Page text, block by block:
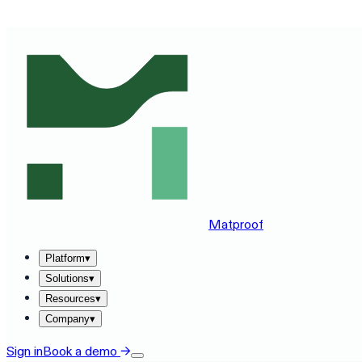
Matproof
Platform▾
Solutions▾
Resources▾
Company▾
Sign inBook a demo →